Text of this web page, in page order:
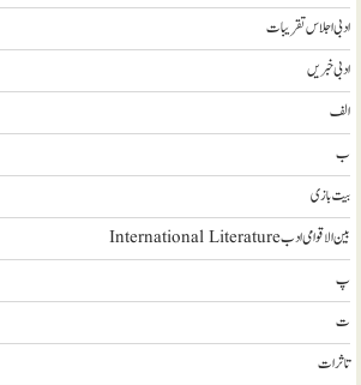
ادبی اجلاس تقریبات
ادبی خبریں
الف
ب
بیت بازی
بین الاقوامی ادب International Literature
پ
ت
تاثرات